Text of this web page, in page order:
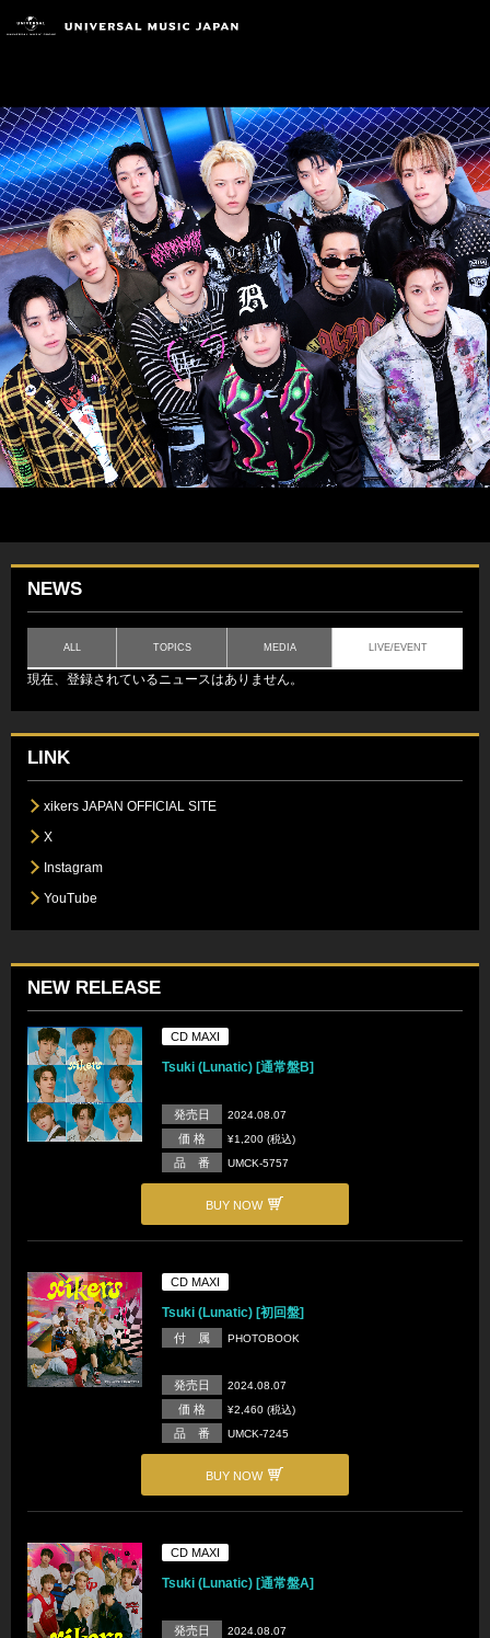
NEWS
ALL TOPICS MEDIA LIVE/EVENT
現在、登録されているニュースはありません。
LINK
xikers JAPAN OFFICIAL SITE
X
Instagram
YouTube
NEW RELEASE
CD MAXI
Tsuki (Lunatic) [通常盤B]
発売日 2024.08.07
価 格 ¥1,200 (税込)
品 番 UMCK-5757
BUY NOW
CD MAXI
Tsuki (Lunatic) [初回盤]
付 属 PHOTOBOOK
発売日 2024.08.07
価 格 ¥2,460 (税込)
品 番 UMCK-7245
BUY NOW
CD MAXI
Tsuki (Lunatic) [通常盤A]
発売日 2024.08.07